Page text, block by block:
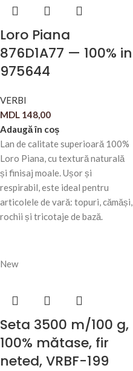
Loro Piana
876D1A77 — 100% in
975644
VERBI
MDL 148,00
Adaugă în coș
Lan de calitate superioară 100%
Loro Piana, cu textură naturală
și finisaj moale. Ușor și
respirabil, este ideal pentru
articolele de vară: topuri, cămăși,
rochii și tricotaje de bază.
New
Seta 3500 m/100 g,
100% mătase, fir
neted, VRBF-199